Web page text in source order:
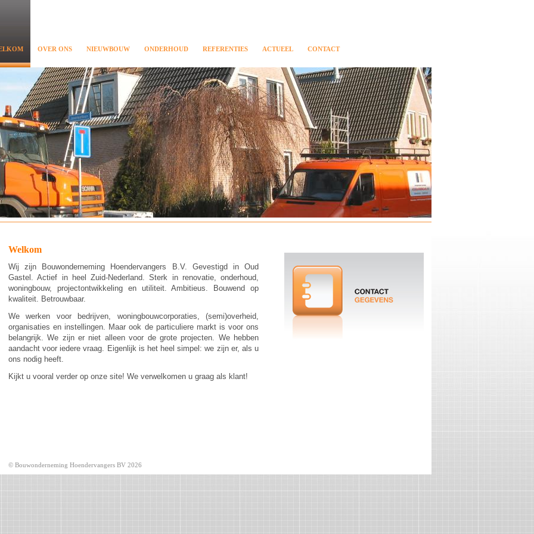
OVER ONS NIEUWBOUW ONDERHOUD REFERENTIES ACTUEEL CONTACT
Welkom
Wij zijn Bouwonderneming Hoendervangers B.V. Gevestigd in Oud
Gastel. Actief in heel Zuid-Nederland. Sterk in renovatie, onderhoud,
woningbouw, projectontwikkeling en utiliteit. Ambitieus. Bouwend op
kwaliteit. Betrouwbaar.
We werken voor bedrijven, woningbouwcorporaties, (semi)overheid,
organisaties en instellingen. Maar ook de particuliere markt is voor ons
belangrijk. We zijn er niet alleen voor de grote projecten. We hebben
aandacht voor iedere vraag. Eigenlijk is het heel simpel: we zijn er, als u
ons nodig heeft.
Kijkt u vooral verder op onze site! We verwelkomen u graag als klant!
© Bouwonderneming Hoendervangers BV 2026